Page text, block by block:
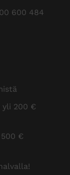
600 484
yli 200 €
€